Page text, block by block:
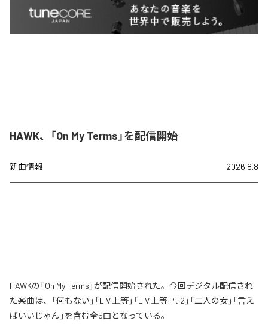
HAWK、「On My Terms」を配信開始
新曲情報 2026.8.8
HAWKの「On My Terms」が配信開始された。今回デジタル配信され
た楽曲は、「何もない」「L.V.上等」「L.V.上等 Pt.2」「二人の女」「言え
ばいいじゃん」を含む全5曲となっている。